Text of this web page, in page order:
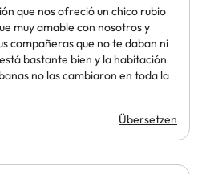
que nos ofreció un chico rubio
muy amable con nosotros y
compañeras que no te daban ni
bastante bien y la habitación
no las cambiaron en toda la
Übersetzen